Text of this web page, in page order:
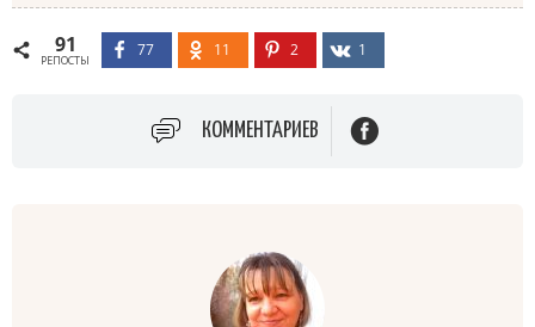
91
РЕПОСТЫ
77 11 2 1
КОММЕНТАРИЕВ